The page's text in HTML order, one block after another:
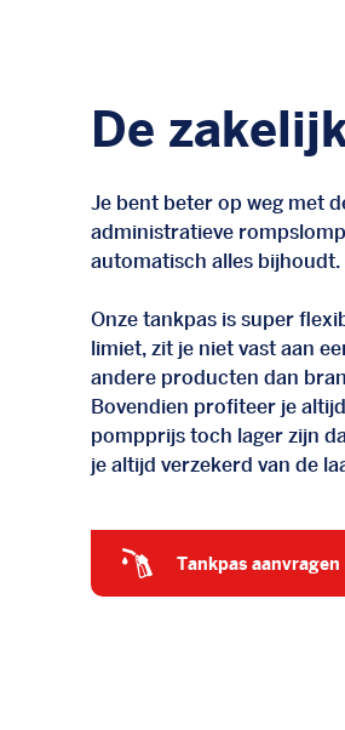
De
Je bent beter op weg met
administratieve
automatisch alles bijhoudt.
Onze tankpas is super
limiet, zit je niet vast aan
andere producten dan
Bovendien profiteer je
pompprijs toch lager zijn
je altijd verzekerd van de
tankpas aanvragen